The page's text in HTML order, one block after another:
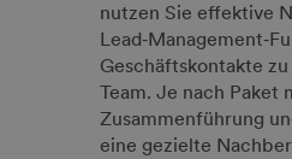
nutzen Sie effektive
Geschäftskontakte
Team. Je nach Paket
Zusammenführung
eine gezielte